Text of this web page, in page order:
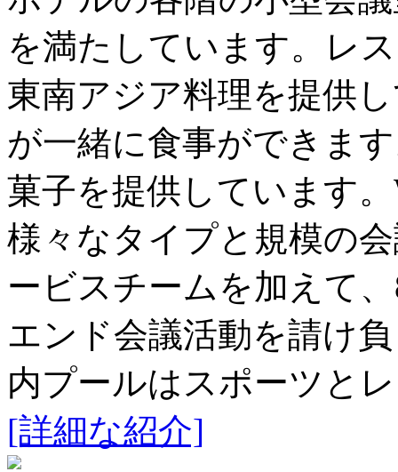
を満たしています。レ
東南アジア料理を提供
が一緒に食事ができま
菓子を提供しています
様々なタイプと規模の
ービスチームを加えて
エンド会議活動を請け
内プールはスポーツと
[詳細な紹介]